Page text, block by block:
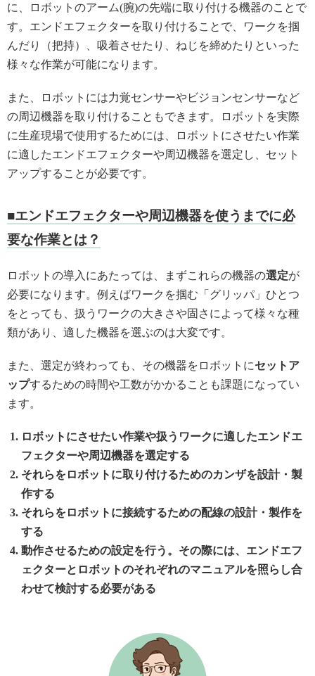
に、ロボットのアーム(腕)の先端に取り付ける機器のことで
す。エンドエフェクターを取り付けることで、ワークを掴
んだり（把持）、吸着させたり、ねじを締めたりといった
様々な作業が可能になります。
また、ロボットには力覚センサーやビジョンセンサーなど
の周辺機器を取り付けることもできます。ロボットを実際
に生産現場で使用するためには、ロボットにさせたい作業
に適したエンドエフェクターや周辺機器を選定し、セット
アップすることが必要です。
■エンドエフェクターや周辺機器を使うまでに必
要な作業とは？
ロボットの導入にあたっては、まずこれらの機器の選定が
必要になります。例えばワークを掴む「グリッパ」ひとつ
をとっても、扱うワークの大きさや固さによって様々な種
類があり、適した機器を選ぶのは大変です。
また、選定が終わっても、その機器をロボットにセットア
ップするための時間や工数がかかることも課題になってい
ます。
ロボットにさせたい作業や扱うワークに適したエンドエ
フェクターや周辺機器を選定する
それらをロボットに取り付けるためのカンザを設計・製
作する
それらをロボットに接続するための配線の設計・製作を
する
動作させるための設定を行う。その際には、エンドエフ
ェクターとロボットのそれぞれのマニュアルを照らし合
わせて検討する必要がある